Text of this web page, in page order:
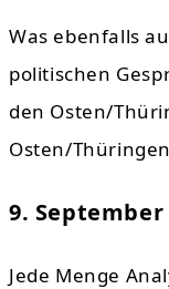
Was ebenfalls
politischen
den Osten/
Osten/
9.
Jede Menge